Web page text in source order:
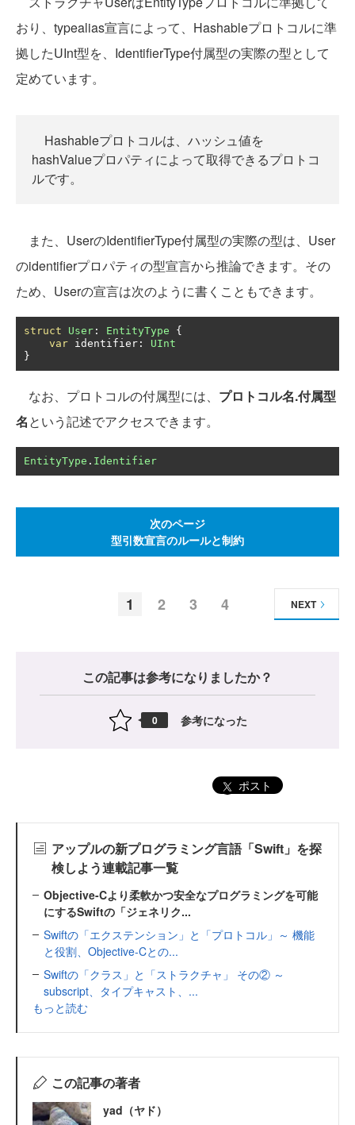
おり、typealias宣言によって、Hashableプロトコルに準
拠したUInt型を、IdentifierType付属型の実際の型として
定めています。
Hashableプロトコルは、ハッシュ値を
hashValueプロパティによって取得できるプロトコ
ルです。
また、UserのIdentifierType付属型の実際の型は、User
のidentifierプロパティの型宣言から推論できます。その
ため、Userの宣言は次のように書くこともできます。
struct User : EntityType
{
var identifier :
UInt
}
なお、プロトコルの付属型には、 プロトコル名.付属型
名という記述でアクセスできます。
EntityType . Identifier
次のページ
型引数宣言のルールと制約
1 2 3 4 NEXT
この記事は参考になりましたか？
0 参考になった
ポスト
アップルの新プログラミング言語「Swift」を探
検しよう連載記事一覧
Objective-Cより柔軟かつ安全なプログラミングを可能
にするSwiftの「ジェネリク...
Swiftの「エクステンション」と「プロトコル」～ 機能
と役割、Objective-Cとの...
Swiftの「クラス」と「ストラクチャ」 その② ～
subscript、タイプキャスト、...
もっと読む
この記事の著者
yad（ヤド）